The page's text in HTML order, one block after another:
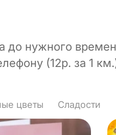
до нужного
(12р. за 1
цветы Сладости